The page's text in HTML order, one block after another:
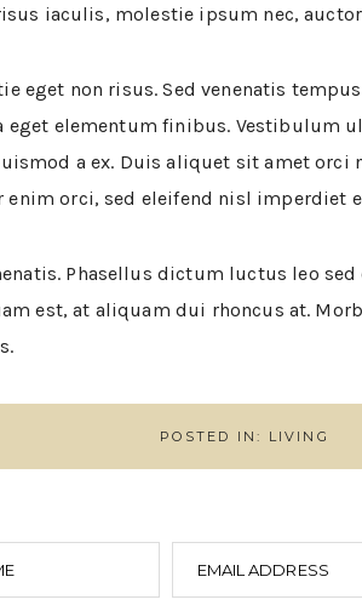
iaculis, molestie ipsum nec,
eget non risus. Sed venenatis
eget elementum finibus.
a ex. Duis aliquet sit amet
orci, sed eleifend nisl imperdiet
Phasellus dictum luctus leo
est, at aliquam dui rhoncus at.
POSTED IN: LIVING
EMAIL ADDRESS